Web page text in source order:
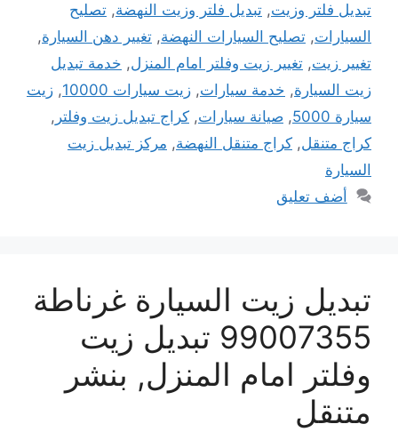
تبديل فلتر وزيت, تبديل فلتر وزيت النهضة, تصليح
السيارات, تصليح السيارات النهضة, تغيير دهن السيارة,
تغيير زيت, تغيير زيت وفلتر امام المنزل, خدمة تبديل
زيت السيارة, خدمة سيارات, زيت سيارات 10000 , زيت
سيارة 5000
, صيانة سيارات, كراج تبديل زيت وفلتر ,
كراج متنقل, كراج متنقل النهضة, مركز تبديل زيت
السيارة
أضف تعليق
تبديل زيت السيارة غرناطة
99007355 تبديل زيت
وفلتر امام المنزل, بنشر
متنقل